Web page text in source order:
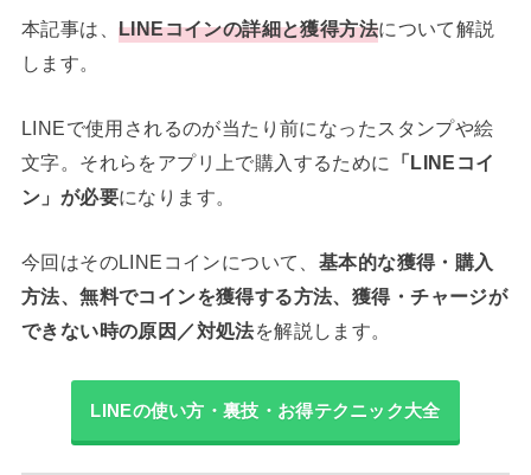
本記事は、 LINEコインの詳細と獲得方法について解説
します。
LINEで使用されるのが当たり前になったスタンプや絵
文字。それらをアプリ上で購入するために
「LINEコイ
ン」が必要になります。
今回はそのLINEコインについて、 基本的な獲得・購入
方法、無料でコインを獲得する方法、獲得・チャージが
できない時の原因／対処法を解説します。
LINEの使い方・裏技・お得テクニック大全